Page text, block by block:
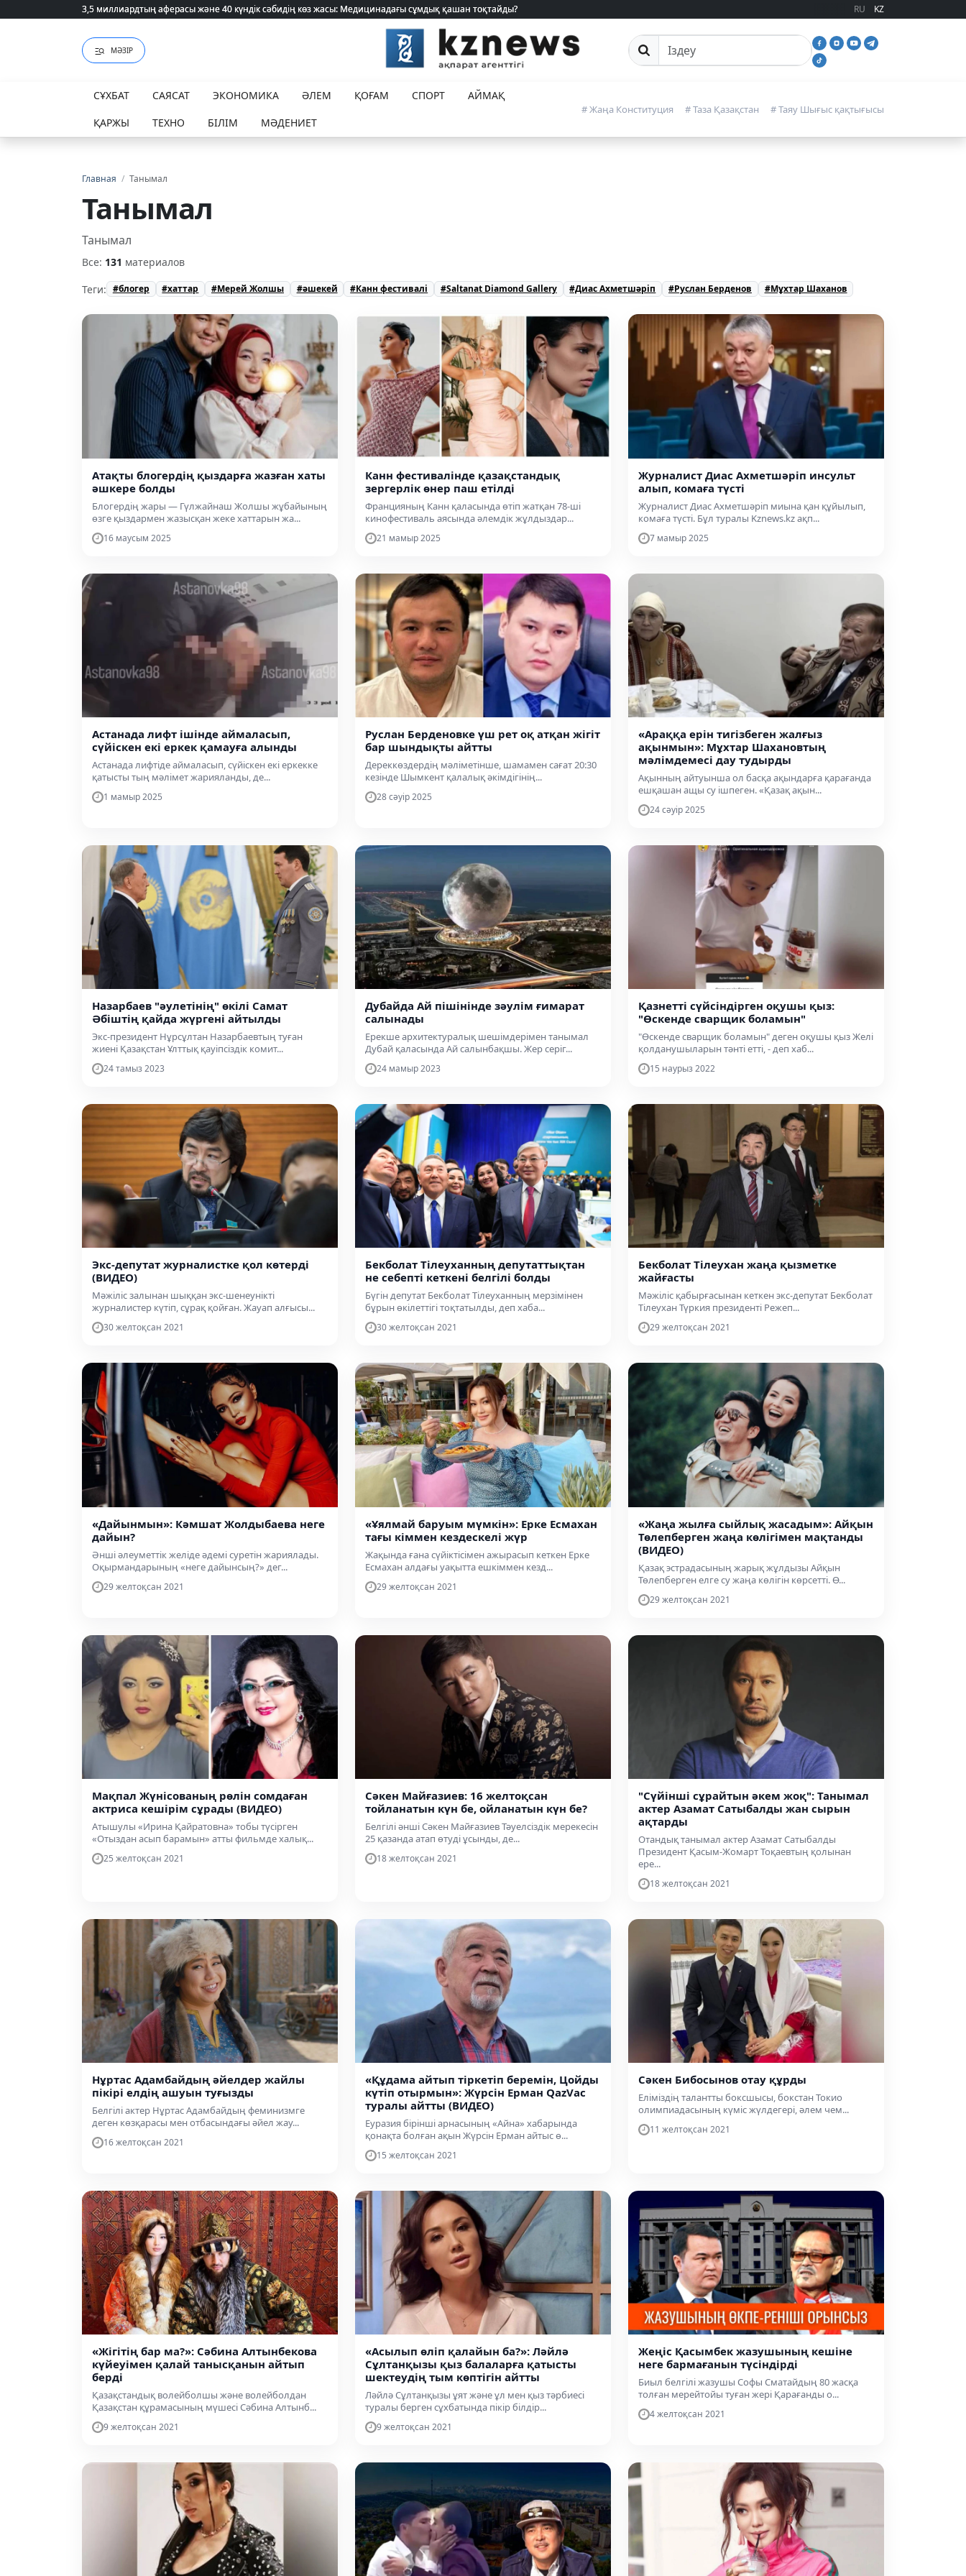
75 мың білім гранты кімдерге бұйырады?
75 мың білім гранты кімдерге бұйырады? RU KZ
МӘЗІР Сайттан іздеу
СҰХБАТ САЯСАТ ЭКОНОМИКА ӘЛЕМ ҚОҒАМ СПОРТ
АЙМАҚ
ҚАРЖЫ
ТЕХНО БІЛІМ МӘДЕНИЕТ
# Жаңа Конституция # Таза Қазақстан # Таяу Шығыс қақтығысы
Главная / Танымал
Танымал
Танымал
Все: 131 материалов
Теги: #блогер #хаттар #Мерей Жолшы #әшекей #Канн фестивалі #Saltanat Diamond Gallery #Диас Ахметшәріп #Руслан Берденов #Мұхтар Шаханов
Атақты блогердің қыздарға жазған хаты
әшкере болды
Блогердің жары — Гүлжайнаш Жолшы жұбайының
өзге қыздармен жазысқан жеке хаттарын жа...
16 маусым 2025
Канн фестивалінде қазақстандық
зергерлік өнер паш етілді
Францияның Канн қаласында өтіп жатқан 78-ші
кинофестиваль аясында әлемдік жұлдыздар...
21 мамыр 2025
Журналист Диас Ахметшәріп инсульт
алып, комаға түсті
Журналист Диас Ахметшәріп миына қан құйылып,
комаға түсті. Бұл туралы Kznews.kz ақп...
7 мамыр 2025
Астанада лифт ішінде аймаласып,
сүйіскен екі еркек қамауға алынды
Астанада лифтіде аймаласып, сүйіскен екі еркекке
қатысты тың мәлімет жарияланды, де...
1 мамыр 2025
Руслан Берденовке үш рет оқ атқан жігіт
бар шындықты айтты
Дереккөздердің мәліметінше, шамамен сағат 20:30
кезінде Шымкент қалалық әкімдігінің...
28 сәуір 2025
«Араққа ерін тигізбеген жалғыз
ақынмын»: Мұхтар Шахановтың
мәлімдемесі дау тудырды
Ақынның айтуынша ол басқа ақындарға қарағанда
ешқашан ащы су ішпеген. «Қазақ ақын...
24 сәуір 2025
Назарбаев "әулетінің" өкілі Самат
Әбіштің қайда жүргені айтылды
Экс-президент Нұрсұлтан Назарбаевтың туған
жиені Қазақстан Ұлттық қауіпсіздік комит...
24 тамыз 2023
Дубайда Ай пішінінде зәулім ғимарат
салынады
Ерекше архитектуралық шешімдерімен танымал
Дубай қаласында Ай салынбақшы. Жер серіг...
24 мамыр 2023
Қазнетті сүйсіндірген оқушы қыз:
"Өскенде сварщик боламын"
"Өскенде сварщик боламын" деген оқушы қыз Желі
қолданушыларын тәнті етті, - деп хаб...
15 наурыз 2022
Экс-депутат журналистке қол көтерді
(ВИДЕО)
Мәжіліс залынан шыққан экс-шенеунікті
журналистер күтіп, сұрақ қойған. Жауап алғысы...
30 желтоқсан 2021
Бекболат Тілеуханның депутаттықтан
не себепті кеткені белгілі болды
Бүгін депутат Бекболат Тілеуханның мерзімінен
бұрын өкілеттігі тоқтатылды, деп хаба...
30 желтоқсан 2021
Бекболат Тілеухан жаңа қызметке
жайғасты
Мәжіліс қабырғасынан кеткен экс-депутат Бекболат
Тілеухан Түркия президенті Режеп...
29 желтоқсан 2021
«Дайынмын»: Кәмшат Жолдыбаева неге
дайын?
Әнші әлеуметтік желіде әдемі суретін жариялады.
Оқырмандарының «неге дайынсың?» дег...
29 желтоқсан 2021
«Ұялмай баруым мүмкін»: Ерке Есмахан
тағы кіммен кездескелі жүр
Жақында ғана сүйіктісімен ажырасып кеткен Ерке
Есмахан алдағы уақытта ешкіммен кезд...
29 желтоқсан 2021
«Жаңа жылға сыйлық жасадым»: Айқын
Төлепберген жаңа көлігімен мақтанды
(ВИДЕО)
Қазақ эстрадасының жарық жұлдызы Айқын
Төлепберген елге су жаңа көлігін көрсетті. Ө...
29 желтоқсан 2021
Мақпал Жүнісованың рөлін сомдаған
актриса кешірім сұрады (ВИДЕО)
Атышулы «Ирина Қайратовна» тобы түсірген
«Отыздан асып барамын» атты фильмде халық...
25 желтоқсан 2021
Сәкен Майғазиев: 16 желтоқсан
тойланатын күн бе, ойланатын күн бе?
Белгілі әнші Сәкен Майғазиев Тәуелсіздік мерекесін
25 қазанда атап өтуді ұсынды, де...
18 желтоқсан 2021
"Сүйінші сұрайтын әкем жоқ": Танымал
актер Азамат Сатыбалды жан сырын
ақтарды
Отандық танымал актер Азамат Сатыбалды
Президент Қасым-Жомарт Тоқаевтың қолынан
ере...
18 желтоқсан 2021
Нұртас Адамбайдың әйелдер жайлы
пікірі елдің ашуын туғызды
Белгілі актер Нұртас Адамбайдың феминизмге
деген көзқарасы мен отбасындағы әйел жау...
16 желтоқсан 2021
«Құдама айтып тіркетіп беремін, Цойды
күтіп отырмын»: Жүрсін Ерман QazVac
туралы айтты (ВИДЕО)
Еуразия бірінші арнасының «Айна» хабарында
қонақта болған ақын Жүрсін Ерман айтыс ө...
15 желтоқсан 2021
Сәкен Бибосынов отау құрды
Еліміздің талантты боксшысы, бокстан Токио
олимпиадасының күміс жүлдегері, әлем чем...
11 желтоқсан 2021
«Жігітің бар ма?»: Сәбина Алтынбекова
күйеуімен қалай танысқанын айтып
берді
Қазақстандық волейболшы және волейболдан
Қазақстан құрамасының мүшесі Сәбина Алтынб...
9 желтоқсан 2021
«Асылып өліп қалайын ба?»: Ләйлә
Сұлтанқызы қыз балаларға қатысты
шектеудің тым көптігін айтты
Ләйлә Сұлтанқызы ұят және ұл мен қыз тәрбиесі
туралы берген сұхбатында пікір білдір...
9 желтоқсан 2021
Жеңіс Қасымбек жазушының кешіне
неге бармағанын түсіндірді
Биыл белгілі жазушы Софы Сматайдың 80 жасқа
толған мерейтойы туған жері Қарағанды о...
4 желтоқсан 2021